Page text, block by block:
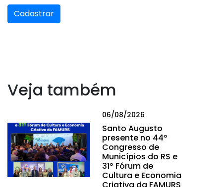
Cadastrar
Veja também
06/08/2026
Santo Augusto
presente no 44º
Congresso de
Municípios do RS e
31º Fórum de
Cultura e Economia